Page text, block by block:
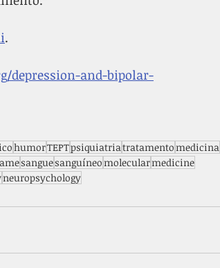
.
depression-and-bipolar-
humorTEPTpsiquiatriatratamentomedicina
sanguesanguíneomolecularmedicine
neuropsychology